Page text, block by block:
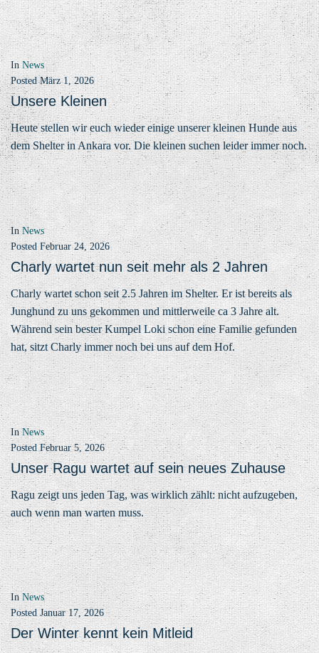
In News
PostedMärz 1, 2026
Unsere Kleinen
Heute stellen wir euch wieder einige unserer kleinen Hunde aus
dem Shelter in Ankara vor. Die kleinen suchen leider immer noch.
In News
Posted Februar 24, 2026
Charly wartet nun seit mehr als 2 Jahren
Charly wartet schon seit 2.5 Jahren im Shelter. Er ist bereits als
Junghund zu uns gekommen und mittlerweile ca 3 Jahre alt.
Während sein bester Kumpel Loki schon eine Familie gefunden
hat, sitzt Charly immer noch bei uns auf dem Hof.
InNews
PostedFebruar 5, 2026
Unser Ragu wartet auf sein neues Zuhause
Ragu zeigt uns jeden Tag, was wirklich zählt: nicht aufzugeben,
auch wenn man warten muss.
In News
Posted Januar 17, 2026
Der Winter kennt kein Mitleid